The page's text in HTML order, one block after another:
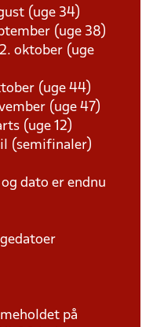
(uge 34)
(uge 38)
oktober (uge
(uge 44)
(uge 47)
(uge 12)
(semifinaler)
dato er endnu
på